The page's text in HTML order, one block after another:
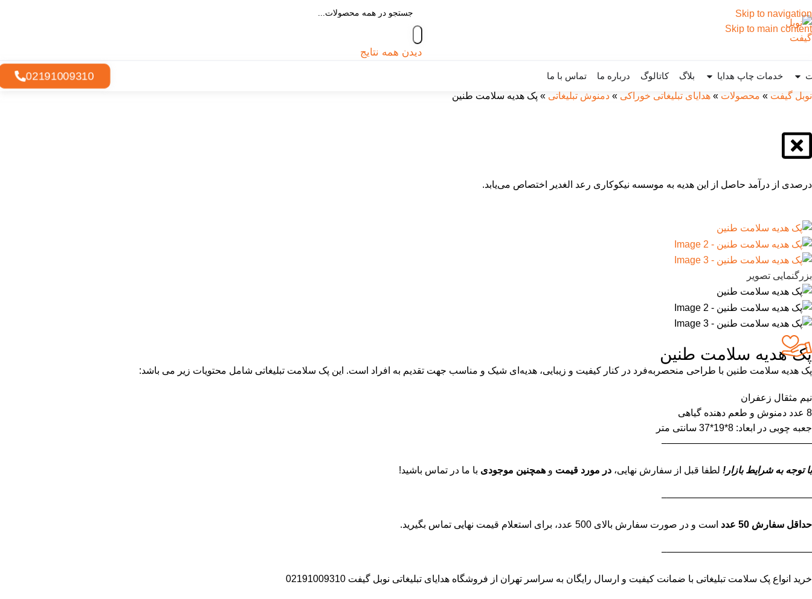
Skip to navigation
Skip to main content
دیدن همه نتایج
خدمات چاپ هدایا بلاگ کاتالوگ درباره ما تماس با ما 02191009310
نوبل گیفت » محصولات » هدایای تبلیغاتی خوراکی » دمنوش تبلیغاتی » پک هدیه سلامت طنین
درصدی از درآمد حاصل از این هدیه به موسسه نیکوکاری رعد الغدیر اختصاص می‌یابد.
بزرگنمایی تصویر
پک هدیه سلامت طنین
پک هدیه سلامت طنین با طراحی منحصربه‌فرد در کنار کیفیت و زیبایی، هدیه‌ای شیک و مناسب جهت تقدیم به افراد است. این پک سلامت تبلیغاتی شامل محتویات زیر می باشد:
نیم مثقال زعفران
8 عدد دمنوش و طعم دهنده گیاهی
جعبه چوبی در ابعاد: 8*19*37 سانتی متر
———————————————–
با توجه به شرایط بازار! لطفا قبل از سفارش نهایی، در مورد قیمت و همچنین موجودی با ما در تماس باشید!
———————————————–
حداقل سفارش 50 عدد است و در صورت سفارش بالای 500 عدد، برای استعلام قیمت نهایی تماس بگیرید.
———————————————–
خرید انواع پک سلامت تبلیغاتی با ضمانت کیفیت و ارسال رایگان به سراسر تهران از فروشگاه هدایای تبلیغاتی نوبل گیفت 02191009310